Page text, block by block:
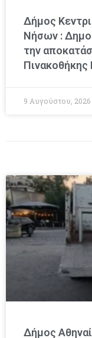
Δήμος
Νήσων :
την
Πινακοθήκης
9 Αυγούστου, 2026
Δήμος